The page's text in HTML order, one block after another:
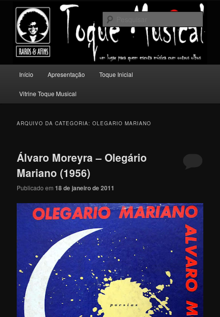
conteúdo
principal
conteúdo
secundário
Toque Musical
Um lugar para quem escuta música com outros olhos.
principal
Início Apresentação Toque Inicial
Vitrine Toque Musical
ARQUIVO DA CATEGORIA:OLEGARIO MARIANO
Álvaro Moreyra – Olegário
Mariano (1956)
Publicado em18 de janeiro de 2011